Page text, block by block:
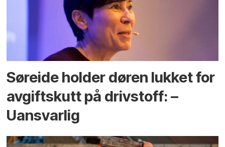
Søreide holder døren lukket for
avgiftskutt på drivstoff: –
Uansvarlig